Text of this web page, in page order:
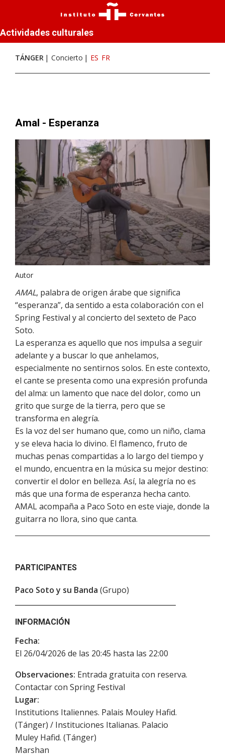
Actividades culturales
TÁNGER Concierto ES FR
Amal - Esperanza
Autor
AMAL, palabra de origen árabe que significa
“esperanza”, da sentido a esta colaboración con el
Spring Festival y al concierto del sexteto de Paco
Soto.
La esperanza es aquello que nos impulsa a seguir
adelante y a buscar lo que anhelamos,
especialmente no sentirnos solos. En este contexto,
el cante se presenta como una expresión profunda
del alma: un lamento que nace del dolor, como un
grito que surge de la tierra, pero que se
transforma en alegría.
Es la voz del ser humano que, como un niño, clama
y se eleva hacia lo divino. El flamenco, fruto de
muchas penas compartidas a lo largo del tiempo y
el mundo, encuentra en la música su mejor destino:
convertir el dolor en belleza. Así, la alegría no es
más que una forma de esperanza hecha canto.
AMAL acompaña a Paco Soto en este viaje, donde la
guitarra no llora, sino que canta.
PARTICIPANTES
Paco Soto y su Banda (Grupo)
INFORMACIÓN
Fecha:
El 26/04/2026 de las 20:45 hasta las 22:00
Observaciones: Entrada gratuita con reserva.
Contactar con Spring Festival
Lugar:
Institutions Italiennes. Palais Mouley Hafid.
(Tánger) / Instituciones Italianas. Palacio
Muley Hafid. (Tánger)
Marshan